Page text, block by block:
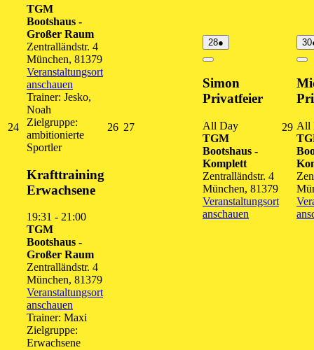
2424.
August
2026
TGM
Bootshaus -
Großer Raum
Zentralländstr. 4
München, 81379
Veranstaltungsort
anschauen
Trainer: Jesko,
Noah
Zielgruppe:
ambitionierte
Sportler
Krafttraining
Erwachsene
19:31 - 21:00
TGM
Bootshaus -
Großer Raum
Zentralländstr. 4
München, 81379
Veranstaltungsort
anschauen
Trainer: Maxi
Zielgruppe:
Erwachsene
2626.
2727.
2828.
August
●
Veranstaltung)
Close
Simon
Privatfeier
All Day
TGM
Bootshaus -
Komplett
Zentralländstr. 4
München, 81379
Veranstaltungsort
anschauen
2929.
2026
30
All